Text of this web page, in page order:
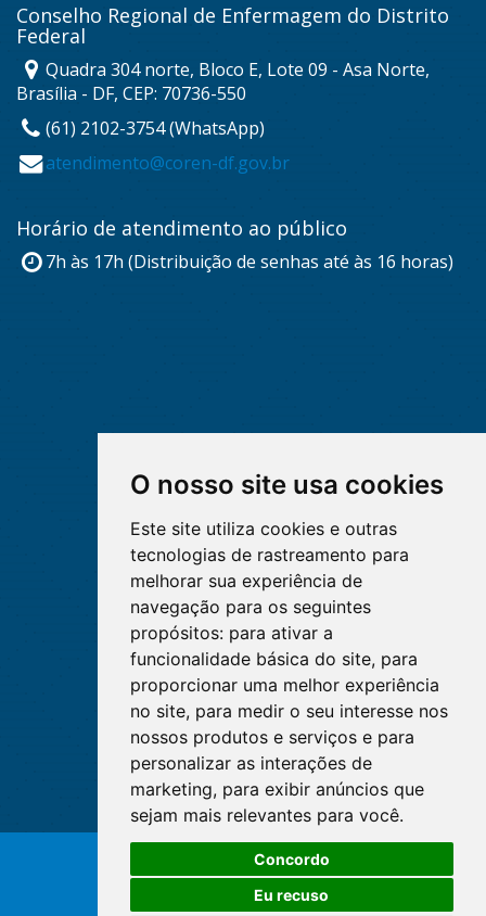
O nosso site usa cookies
Este site utiliza cookies e outras
tecnologias de rastreamento para
melhorar sua experiência de
navegação para os seguintes
propósitos: para ativar a
funcionalidade básica do site, para
proporcionar uma melhor experiência
no site, para medir o seu interesse nos
nossos produtos e serviços e para
personalizar as interações de
marketing, para exibir anúncios que
sejam mais relevantes para você.
Concordo
Eu recuso
Conselho Regional de Enfermagem do Distrito
Federal
Quadra 304 norte, Bloco E, Lote 09 - Asa Norte,
Brasília - DF, CEP: 70736-550
(61) 2102-3754 (WhatsApp)
atendimento@coren-df.gov.br
Horário de atendimento ao público
7h às 17h (Distribuição de senhas até às 16 horas)
© Copyright 2026 - Cofen/CORENs
O WhatsApp é o principal canal
de atendimento do Coren-DF.